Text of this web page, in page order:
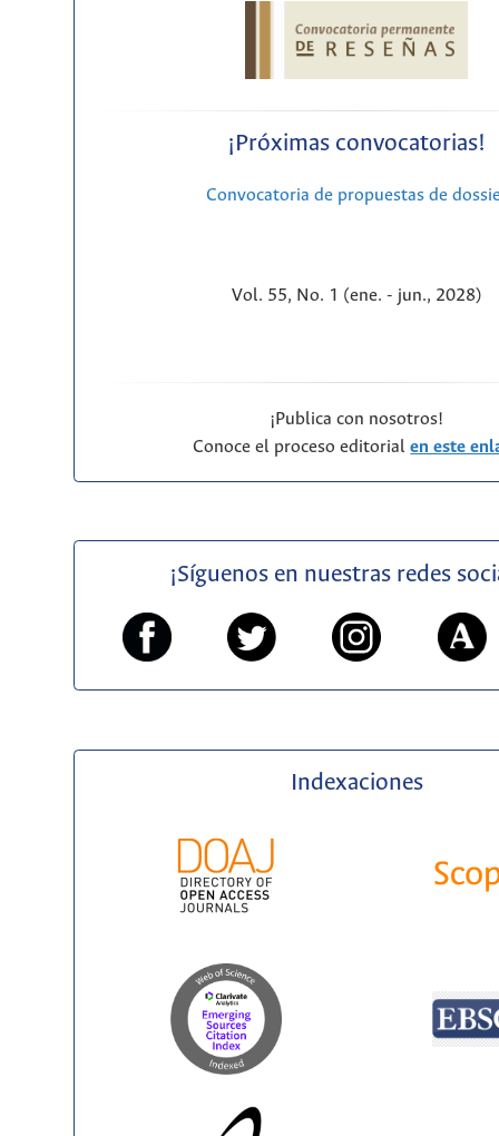
¡Próximas convocatorias!
Convocatoria de propuestas de
Vol. 55, No. 1 (ene. - jun., 2028)
¡Publica con nosotros!
Conoce el proceso editorialen este
¡Síguenos en nuestras redes
Indexaciones